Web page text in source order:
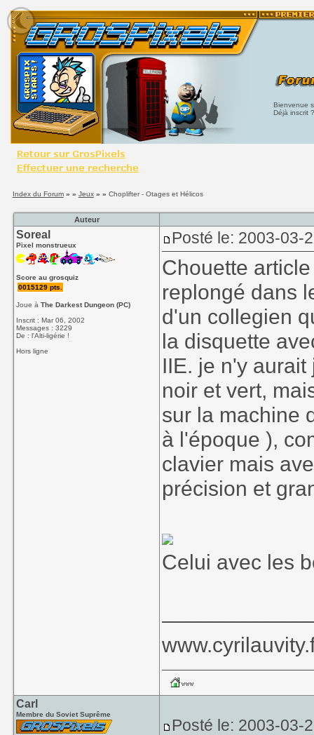
Bienvenue
Déjà inscrit
Index du Forum» » Jeux» » Choplifter - Otages et Hélicos
Auteur
Soreal
Pixel monstrueux
Score au grosquiz
0015129 pts.
Joue àThe Darkest Dungeon (PC)
Inscrit : Mar 06, 2002
Messages : 3229
De : l'Alti-ligérie !
Hors ligne
Posté le: 2003-03-
Chouette
replongé dans
d'un collegien
la disquette
IIE. je n'y
noir et vert,
sur la machine
à l'époque ),
clavier mais
précision et
Celui avec les
Carl
Membre du Soviet Suprême
Posté le: 2003-03-